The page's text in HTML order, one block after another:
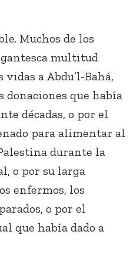
Muchos de los
multitud
a Abdu’l-Bahá,
donaciones que había
décadas, o por el
para alimentar al
durante la
o por su larga
enfermos, los
o por el
que había dado a